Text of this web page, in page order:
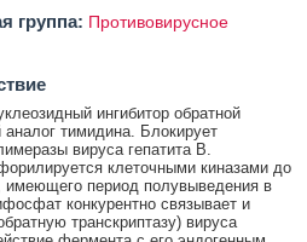
группа: Противовирусное
ингибитор обратной
аналог тимидина. Блокирует
вируса гепатита В.
клеточными киназами до
период полувыведения в
конкурентно связывает и
транскриптазу) вируса